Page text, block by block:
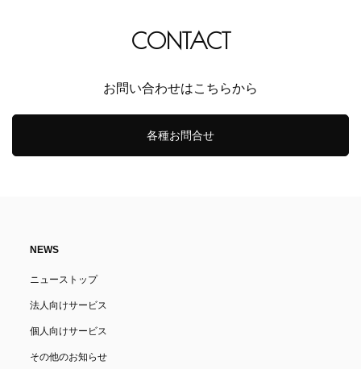
CONTACT
お問い合わせはこちらから
各種お問合せ
NEWS
ニューストップ
法人向けサービス
個人向けサービス
その他のお知らせ